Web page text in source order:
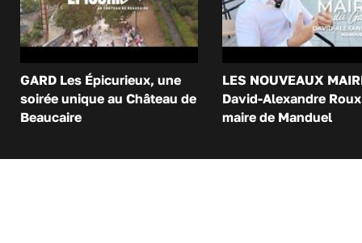
GARD Les Épicurieux, une
soirée unique au Château de
Beaucaire
LES NOUVEAUX
David-Alexandre
maire de Manduel